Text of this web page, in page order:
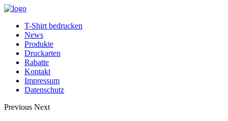
T-Shirt bedrucken
News
Produkte
Druckarten
Rabatte
Kontakt
Impressum
Datenschutz
Previous Next